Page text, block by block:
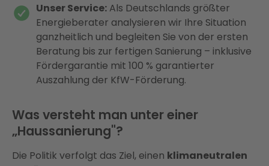
Unser Service: Als Deutschlands größter
Energieberater analysieren wir Ihre Situation
ganzheitlich und begleiten Sie von der ersten
Beratung bis zur fertigen Sanierung – inklusive
Fördergarantie mit 100 % garantierter
Auszahlung der KfW-Förderung.
Was versteht man unter einer
„Haussanierung"?
Die Politik verfolgt das Ziel, einen klimaneutralen